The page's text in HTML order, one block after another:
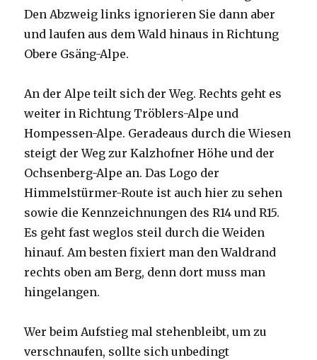
Den Abzweig links ignorieren Sie dann aber
und laufen aus dem Wald hinaus in Richtung
Obere Gsäng-Alpe.
An der Alpe teilt sich der Weg. Rechts geht es
weiter in Richtung Tröblers-Alpe und
Hompessen-Alpe. Geradeaus durch die Wiesen
steigt der Weg zur Kalzhofner Höhe und der
Ochsenberg-Alpe an. Das Logo der
Himmelstürmer-Route ist auch hier zu sehen
sowie die Kennzeichnungen des R14 und R15.
Es geht fast weglos steil durch die Weiden
hinauf. Am besten fixiert man den Waldrand
rechts oben am Berg, denn dort muss man
hingelangen.
Wer beim Aufstieg mal stehenbleibt, um zu
verschnaufen, sollte sich unbedingt